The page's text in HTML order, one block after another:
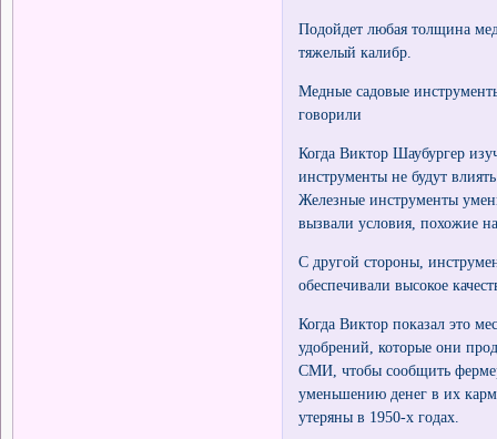
Подойдет любая толщина
тяжелый калибр.
Медные садовые
говорили
Когда Виктор Шаубургер
инструменты не будут
Железные инструменты
вызвали условия, похожие
С другой стороны,
обеспечивали высокое
Когда Виктор показал это
удобрений, которые они
СМИ, чтобы сообщить
уменьшению денег в их
утеряны в 1950-х годах.